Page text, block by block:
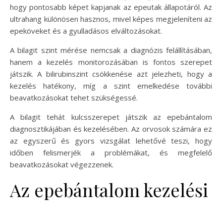
hogy pontosabb képet kapjanak az epeutak állapotáról. Az
ultrahang különösen hasznos, mivel képes megjeleníteni az
epeköveket és a gyulladásos elváltozásokat.
A bilagit szint mérése nemcsak a diagnózis felállításában,
hanem a kezelés monitorozásában is fontos szerepet
játszik. A bilirubinszint csökkenése azt jelezheti, hogy a
kezelés hatékony, míg a szint emelkedése további
beavatkozásokat tehet szükségessé.
A bilagit tehát kulcsszerepet játszik az epebántalom
diagnosztikájában és kezelésében. Az orvosok számára ez
az egyszerű és gyors vizsgálat lehetővé teszi, hogy
időben felismerjék a problémákat, és megfelelő
beavatkozásokat végezzenek.
Az epebántalom kezelési